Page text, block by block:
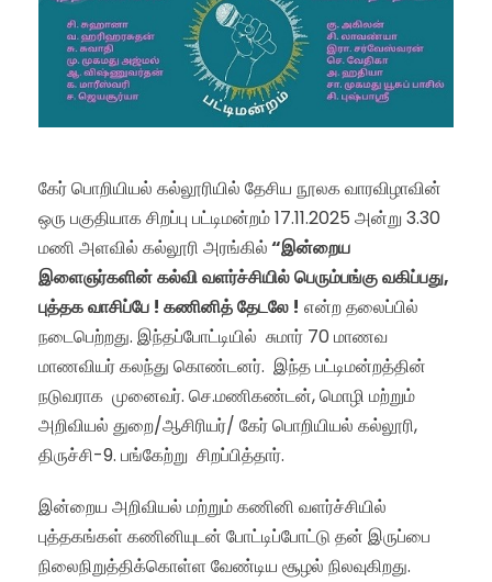
கேர் பொறியியல் கல்லூரியில் தேசிய நூலக வாரவிழாவின்
ஒரு பகுதியாக சிறப்பு பட்டிமன்றம் 17.11.2025 அன்று 3.30
மணி அளவில் கல்லூரி அரங்கில்“இன்றைய
இளைஞர்களின்கல்விவளர்ச்சியில்பெரும்பங்குவகிப்பது,
புத்தகவாசிப்பே ! கணினித்தேடலே ! என்ற தலைப்பில்
நடைபெற்றது. இந்தப்போட்டியில் சுமார் 70 மாணவ
மாணவியர் கலந்து கொண்டனர். இந்த பட்டிமன்றத்தின்
நடுவராக முனைவர். செ.மணிகண்டன், மொழி மற்றும்
அறிவியல் துறை/ஆசிரியர்/ கேர் பொறியியல் கல்லூரி,
திருச்சி-9. பங்கேற்று சிறப்பித்தார்.
இன்றைய அறிவியல் மற்றும் கணினி வளர்ச்சியில்
புத்தகங்கள் கணினியுடன் போட்டிப்போட்டு தன் இருப்பை
நிலைநிறுத்திக்கொள்ள வேண்டிய சூழல் நிலவுகிறது.